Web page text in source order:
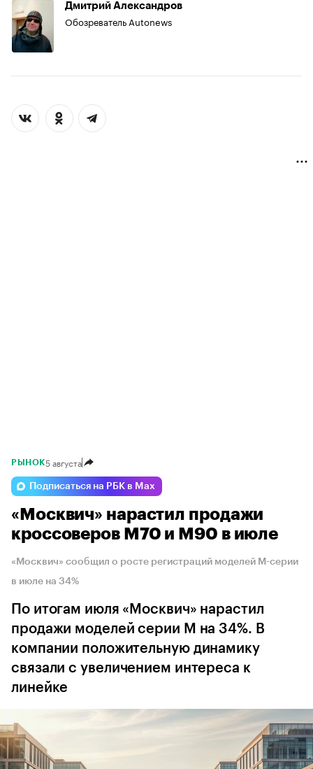
Дмитрий Александров
Обозреватель Autonews
РЫНОК5 августа
Подписаться на РБК в Max
«Москвич» нарастил продажи
кроссоверов М70 и М90 в июле
«Москвич» сообщил о росте регистраций моделей М-серии
в июле на 34%
По итогам июля «Москвич» нарастил
продажи моделей серии М на 34%. В
компании положительную динамику
связали с увеличением интереса к
линейке